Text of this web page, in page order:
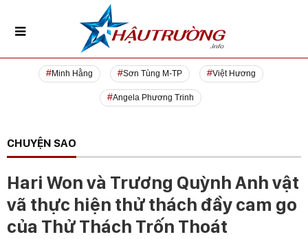
Minh Hằng Sơn Tùng M-TP Việt Hương
Angela Phương Trinh
CHUYỆN SAO
Hari Won và Trương Quỳnh Anh vật
vã thực hiện thử thách đầy cam go
của Thử Thách Trốn Thoát